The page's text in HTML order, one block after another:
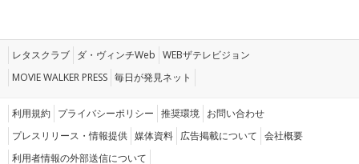
レタスクラブ ダ・ヴィンチWeb WEBザテレビジョン
MOVIE WALKER PRESS 毎日が発見ネット
利用規約 プライバシーポリシー 推奨環境 お問い合わせ
プレスリリース・情報提供 媒体資料 広告掲載について 会社概要
利用者情報の外部送信について